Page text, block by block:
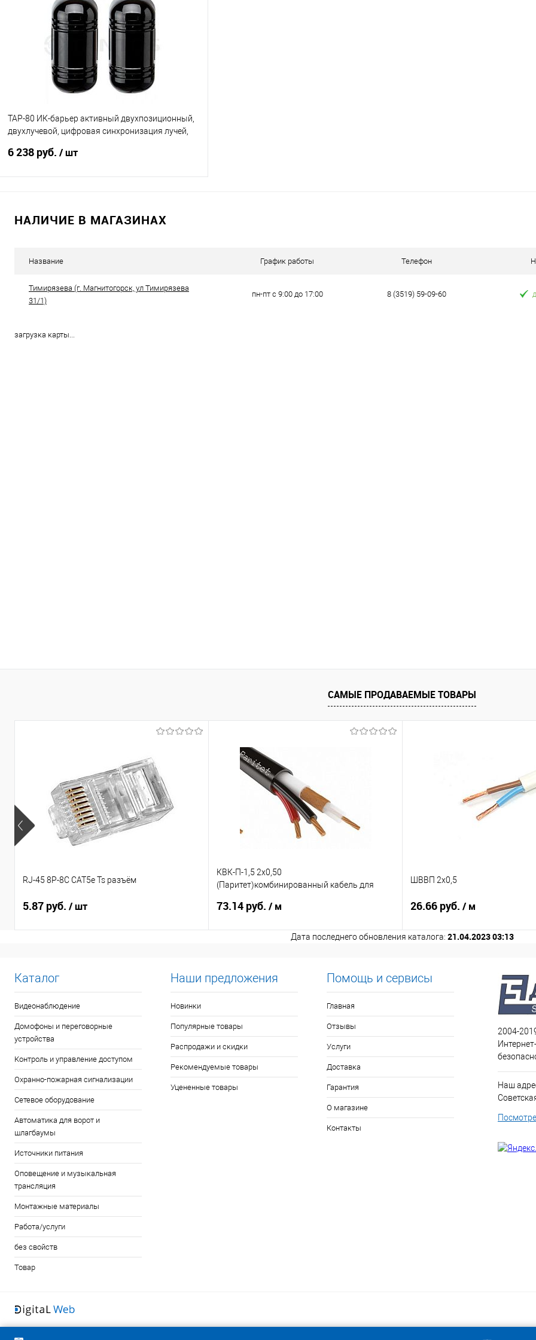
TAP-80 ИК-барьер активный двухпозиционный,
двухлучевой, цифровая синхронизация лучей,
6 238 руб. / шт
НАЛИЧИЕ В МАГАЗИНАХ
Название График работы Телефон
Тимирязева (г. Магнитогорск, ул Тимирязева
31/1)
пн-пт с 9:00 до 17:00 8 (3519) 59-09-60
загрузка карты...
САМЫЕ ПРОДАВАЕМЫЕ ТОВАРЫ
RJ-45 8P-8C CAT5e Ts разъём
5.87 руб. / шт
КВК-П-1,5 2х0,50
(Паритет)комбинированный кабель для
73.14 руб. / м
ШВВП 2х0,5
26.66 руб. / м
Дата последнего обновления каталога: 21.04.2023 03:13
Каталог
Видеонаблюдение
Домофоны и переговорные
устройства
Контроль и управление доступом
Охранно-пожарная сигнализации
Сетевое оборудование
Автоматика для ворот и
шлагбаумы
Источники питания
Оповещение и музыкальная
трансляция
Монтажные материалы
Работа/услуги
без свойств
Товар
Наши предложения
Новинки
Популярные товары
Распродажи и скидки
Рекомендуемые товары
Уцененные товары
Помощь и сервисы
Главная
Отзывы
Услуги
Доставка
Гарантия
О магазине
Контакты
2004-
Наш